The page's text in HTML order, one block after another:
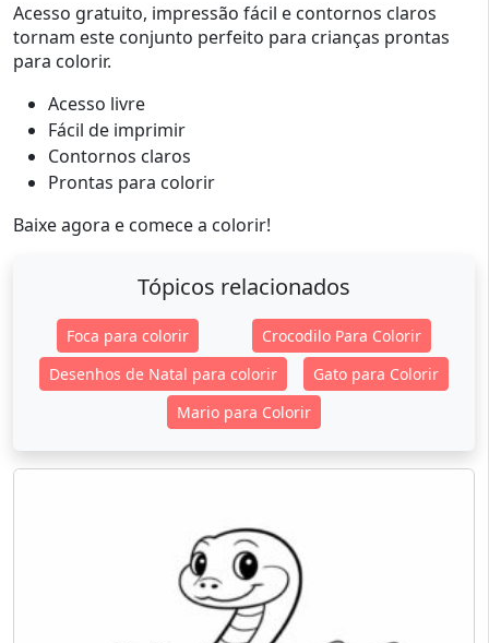
Acesso gratuito, impressão fácil e contornos claros
tornam este conjunto perfeito para crianças prontas
para colorir.
Acesso livre
Fácil de imprimir
Contornos claros
Prontas para colorir
Baixe agora e comece a colorir!
Tópicos relacionados
Foca para colorir
Crocodilo Para Colorir
Desenhos de Natal para colorir
Gato para Colorir
Mario para Colorir